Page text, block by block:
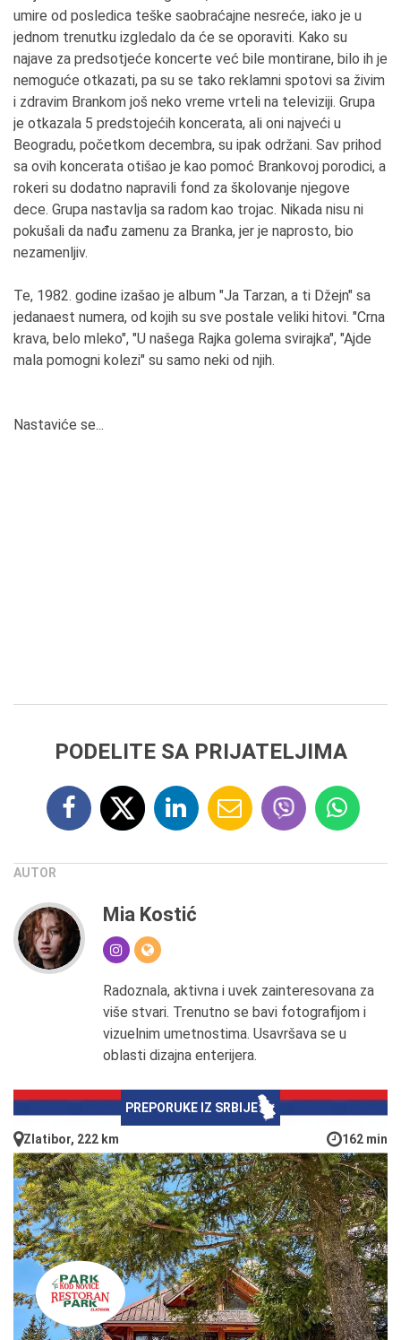
umire od posledica teške saobraćajne nesreće, iako je u
jednom trenutku izgledalo da će se oporaviti. Kako su
najave za predsotjeće koncerte već bile montirane, bilo ih je
nemoguće otkazati, pa su se tako reklamni spotovi sa živim
i zdravim Brankom još neko vreme vrteli na televiziji. Grupa
je otkazala 5 predstojećih koncerata, ali oni najveći u
Beogradu, početkom decembra, su ipak održani. Sav prihod
sa ovih koncerata otišao je kao pomoć Brankovoj porodici, a
rokeri su dodatno napravili fond za školovanje njegove
dece. Grupa nastavlja sa radom kao trojac. Nikada nisu ni
pokušali da nađu zamenu za Branka, jer je naprosto, bio
nezamenljiv.
Te, 1982. godine izašao je album "Ja Tarzan, a ti Džejn" sa
jedanaest numera, od kojih su sve postale veliki hitovi. "Crna
krava, belo mleko", "U našega Rajka golema svirajka", "Ajde
mala pomogni kolezi" su samo neki od njih.
Nastaviće se...
PODELITE SA PRIJATELJIMA
AUTOR
Mia Kostić
Radoznala, aktivna i uvek zainteresovana za
više stvari. Trenutno se bavi fotografijom i
vizuelnim umetnostima. Usavršava se u
oblasti dizajna enterijera.
PREPORUKE IZ SRBIJE
Zlatibor, 222 km 162 min